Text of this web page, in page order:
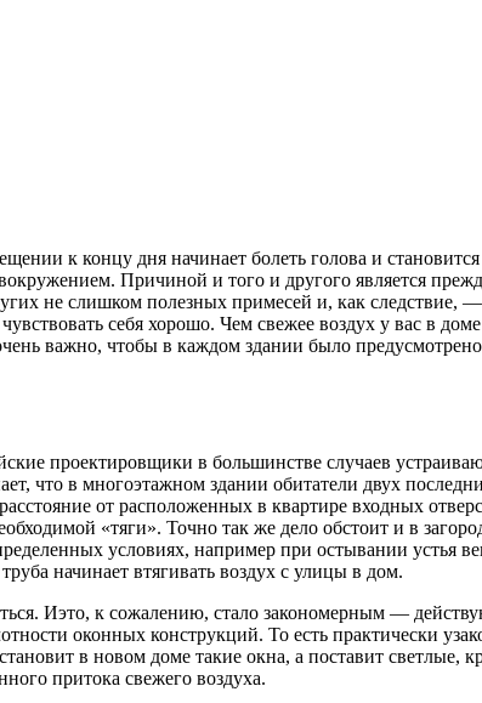
к концу дня начинает болеть голова и
Причиной и того и другого является
не слишком полезных примесей и, как следствие, —
себя хорошо. Чем свежее воздух у вас в
важно, чтобы в каждом здании было
проектировщики в большинстве случаев
что в многоэтажном здании обитатели двух
от расположенных в квартире входных
«тяги». Точно так же дело обстоит и в
условиях, например при остывании устья
начинает втягивать воздух с улицы в дом.
Иэто, к сожалению, стало закономерным —
оконных конструкций. То есть практически
в новом доме такие окна, а поставит светлые,
притока свежего воздуха.